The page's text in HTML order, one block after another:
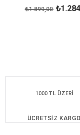
₺1.899,00
1000 TL ÜZERİ
ÜCRETSİZ KARGO